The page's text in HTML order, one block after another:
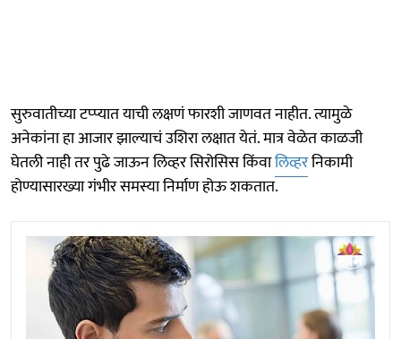
सुरुवातीच्या टप्प्यात याची लक्षणं फारशी जाणवत नाहीत. त्यामुळे
अनेकांना हा आजार झाल्याचं उशिरा लक्षात येतं. मात्र वेळेत काळजी
घेतली नाही तर पुढे जाऊन लिव्हर सिरोसिस किंवालिव्हरनिकामी
होण्यासारख्या गंभीर समस्या निर्माण होऊ शकतात.